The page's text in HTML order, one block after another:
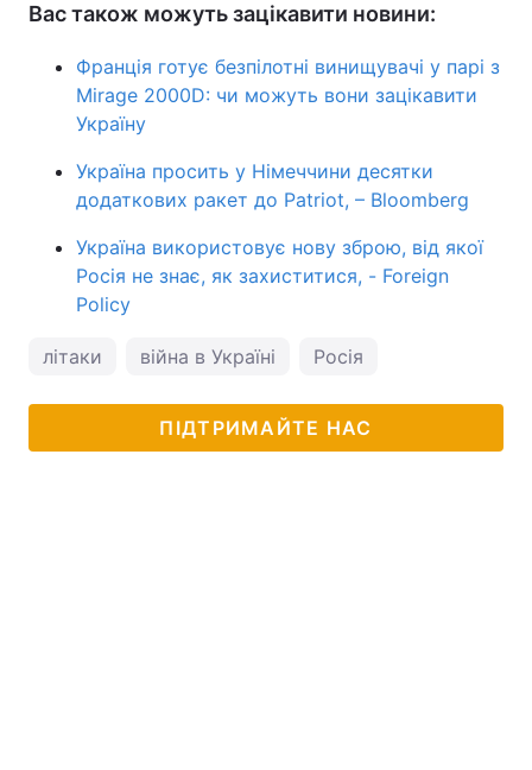
Вас також можуть зацікавити новини:
Франція готує безпілотні винищувачі у парі з
Mirage 2000D: чи можуть вони зацікавити
Україну
Україна просить у Німеччини десятки
додаткових ракет до Patriot, – Bloomberg
Україна використовує нову зброю, від якої
Росія не знає, як захиститися, - Foreign
Policy
літаки війна в Україні Росія
ПІДТРИМАЙТЕ НАС